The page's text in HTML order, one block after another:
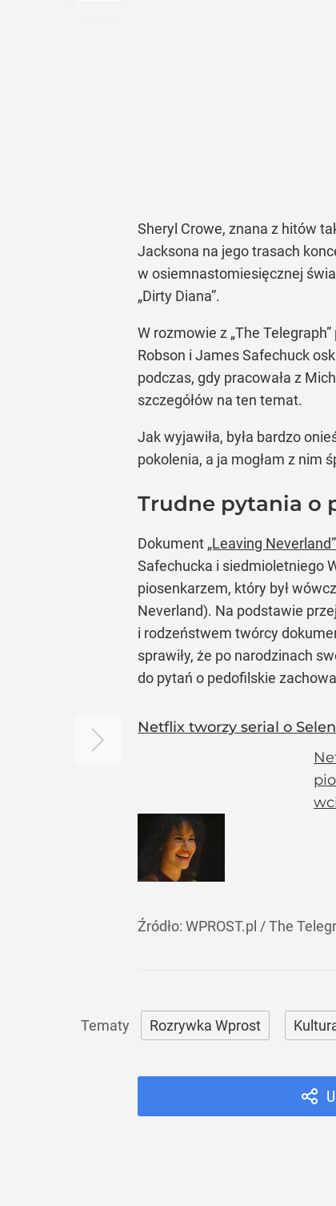
Sheryl Crowe, znana z hitów
Jacksona na jego trasach
w osiemnastomiesięcznej
„Dirty Diana”.
W rozmowie z „The Telegraph”
Robson i James Safechuck
podczas, gdy pracowała z
szczegółów na ten temat.
Jak wyjawiła, była bardzo
pokolenia, a ja mogłam z nim
Trudne pytania o
Dokument „Leaving Neverland”
Safechucka i siedmioletniego
piosenkarzem, który był
Neverland). Na podstawie
i rodzeństwem twórcy
sprawiły, że po narodzinach
do pytań o pedofilskie
Netflix tworzy serial o
Źródło: WPROST.pl /The
Rozrywka Wprost